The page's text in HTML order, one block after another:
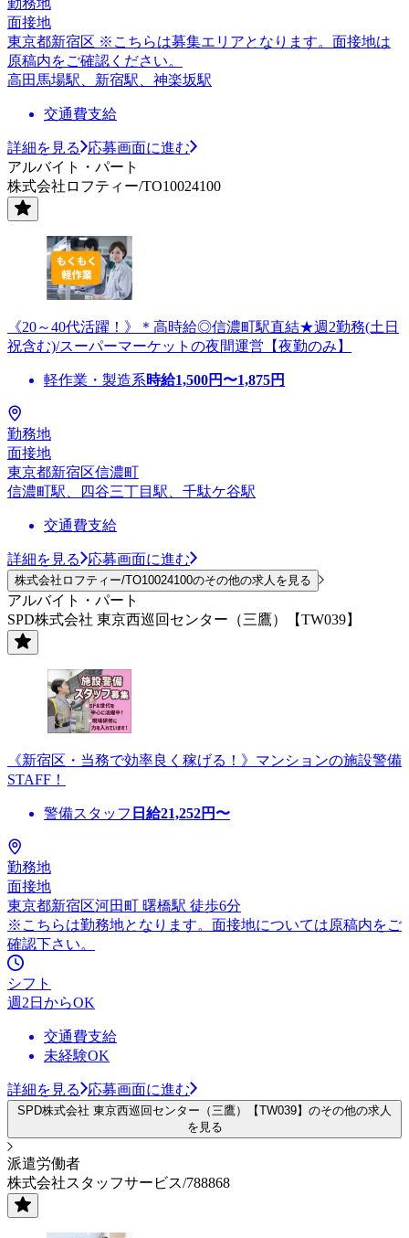
面接地
東京都新宿区 ※こちらは募集エリアとなります。面接地は
原稿内をご確認ください。
高田馬場駅、新宿駅、神楽坂駅
交通費支給
詳細を見る
応募画面に進む
アルバイト・パート
株式会社ロフティー/TO10024100
《20～40代活躍！》＊高時給◎信濃町駅直結★週2勤務(土日
祝含む)/スーパーマーケットの夜間運営【夜勤のみ】
軽作業・製造系時給1,500円〜1,875円
勤務地
面接地
東京都新宿区信濃町
信濃町駅、四谷三丁目駅、千駄ケ谷駅
交通費支給
詳細を見る 応募画面に進む
株式会社ロフティー/TO10024100のその他の求人を見る
アルバイト・パート
SPD株式会社 東京西巡回センター（三鷹）【TW039】
《新宿区・当務で効率良く稼げる！》マンションの施設警備
STAFF！
警備スタッフ 日給21,252円〜
勤務地
面接地
東京都新宿区河田町 曙橋駅 徒歩6分
※こちらは勤務地となります。面接地については原稿内をご
確認下さい。
シフト
週2日からOK
交通費支給
未経験OK
詳細を見る 応募画面に進む
SPD株式会社 東京西巡回センター（三鷹）【TW039】のその他の求人
を見る
派遣労働者
株式会社スタッフサービス/788868